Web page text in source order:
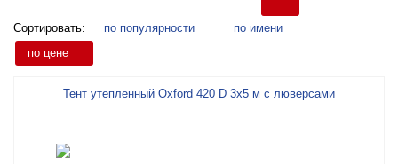
Сортировать: по популярности
по имени
по цене
Тент утепленный Oxford 420 D 3х5 м с люверсами